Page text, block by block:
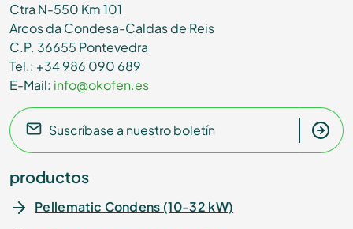
Ctra N-550 Km 101
Arcos da Condesa-Caldas de Reis
C.P. 36655 Pontevedra
Tel.: +34 986 090 689
E-Mail: info@okofen.es
Suscríbase a nuestro boletín
productos
Pellematic Condens (10-32 kW)